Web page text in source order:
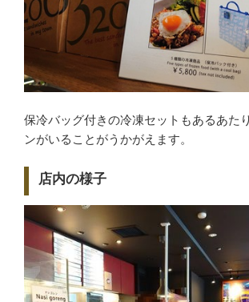
保冷バッグ付きの冷凍セットもあるあた
ンがいることがうかがえます。
店内の様子